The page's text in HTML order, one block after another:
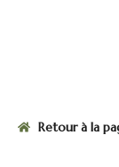
Retour à la